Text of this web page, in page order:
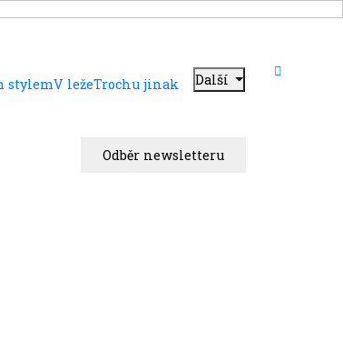
stylemV ležeTrochu jinak Další
Odběr newsletteru